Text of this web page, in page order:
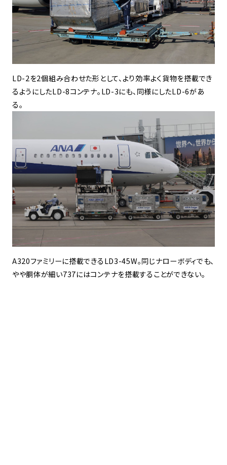
LD-2を2個組み合わせた形として、より効率よく貨物を搭載でき
るようにしたLD-8コンテナ。LD-3にも、同様にしたLD-6があ
る。
A320ファミリーに搭載できるLD3-45W。同じナローボディでも、
やや胴体が細い737にはコンテナを搭載することができない。